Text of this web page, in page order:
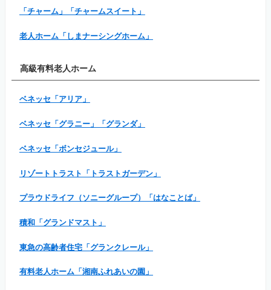
「チャーム」「チャームスイート」
老人ホーム「しまナーシングホーム」
高級有料老人ホーム
ベネッセ「アリア」
ベネッセ「グラニー」「グランダ」
ベネッセ「ボンセジュール」
リゾートトラスト「トラストガーデン」
プラウドライフ（ソニーグループ）「はなことば」
積和「グランドマスト」
東急の高齢者住宅「グランクレール」
有料老人ホーム「湘南ふれあいの園」